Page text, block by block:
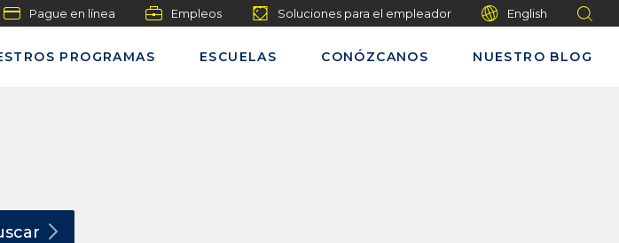
Pague en línea Empleos Soluciones para el empleador English
PROGRAMAS ESCUELAS CONÓZCANOS NUESTRO BLOG